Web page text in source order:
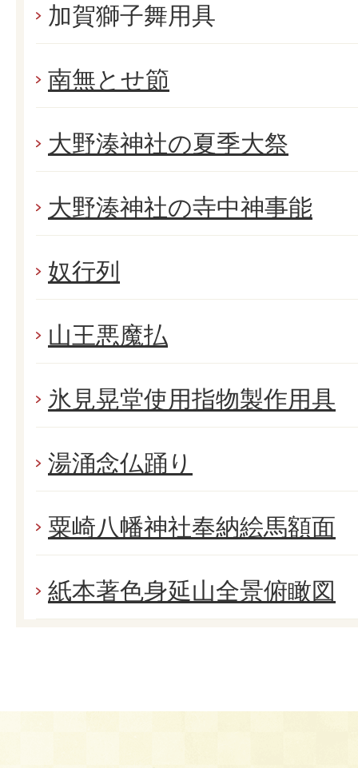
加賀獅子舞用具
南無とせ節
大野湊神社の夏季大祭
大野湊神社の寺中神事能
奴行列
山王悪魔払
氷見晃堂使用指物製作用具
湯涌念仏踊り
粟崎八幡神社奉納絵馬額面
紙本著色身延山全景俯瞰図